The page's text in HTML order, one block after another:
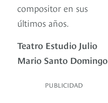
compositor en sus
últimos años.
Teatro Estudio Julio
Mario Santo Domingo
PUBLICIDAD